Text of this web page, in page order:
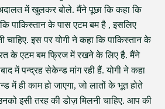
में खुलकर बोले. मैंने पूछा कि कहा कि
पाकिस्तान के पास एटम बम है , इसलिए
चाहिए. इस पर योगी ने कहा कि पाकिस्तान के
के एटम बम फ्रिज में रखने के लिए है. मैंने
में पन्द्रह सेकेन्ड मांग रही हैं. योगी ने कहा
में ही काम हो जाएगा, जो लातों के भूत होते
इसी तरह की डोज़ मिलनी चाहिए. आप की